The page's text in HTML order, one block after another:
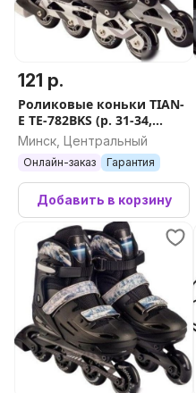
121 р.
Роликовые коньки TIAN-
E TE-782BKS (р. 31-34,
черный)
Минск, Центральный
Онлайн-заказ Гарантия
Добавить в корзину